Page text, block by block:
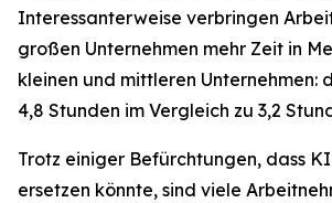
Interessanterweise verbringen
großen Unternehmen mehr Zeit in
kleinen und mittleren Unternehmen:
4,8 Stunden im Vergleich zu 3,2
Trotz einiger Befürchtungen, dass
ersetzen könnte, sind viele